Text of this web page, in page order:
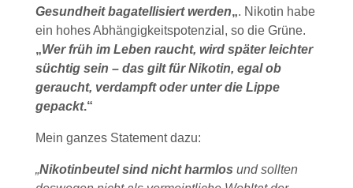
Gesundheit bagatellisiert werden„. Nikotin habe
ein hohes Abhängigkeitspotenzial, so die Grüne.
„Wer früh im Leben raucht, wird später leichter
süchtig sein – das gilt für Nikotin, egal ob
geraucht, verdampft oder unter die Lippe
gepackt.“
Mein ganzes Statement dazu:
„Nikotinbeutel sind nicht harmlos und sollten